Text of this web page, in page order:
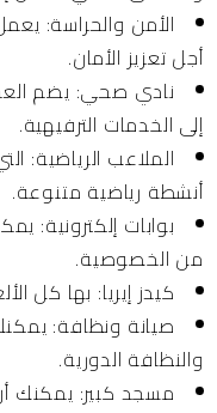
الأمن والحراسة:
أجل تعزيز الأمان.
نادي صحي: يضم
إلى الخدمات الترفيهية.
الملاعب الرياضية:
أنشطة رياضية متنوعة.
بوابات إلكترونية:
من الخصوصية.
كيدز إيريا: بها كل
صيانة ونظافة:
والنظافة الدورية.
مسجد كبير: يمكنك